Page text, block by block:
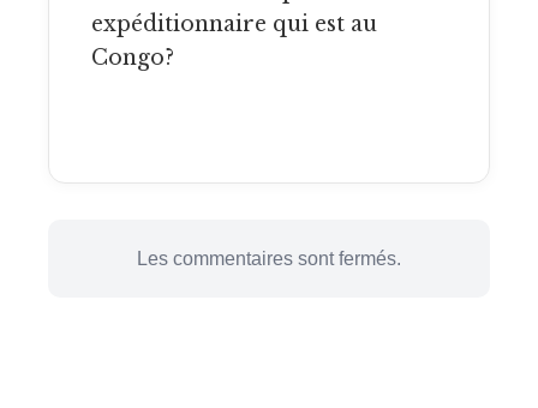
expéditionnaire qui est au
Congo?
Les commentaires sont fermés.